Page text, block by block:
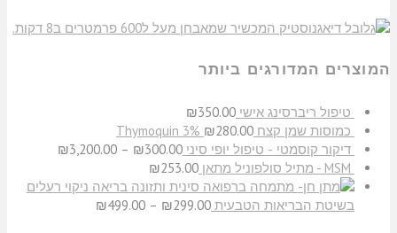
המוצרים המדורגים ביותר
טיפול ריברסינג אישי ₪350.00
כמוסות שמן קצח Thymoquin 3%
₪280.00
דיקור קוסמטי - טיפול יופי סיני
₪300.00
–
₪3,200.00
MSM - מתיל סולפוניל מתאן
₪253.00
ניקוי רעלים
בשיטת הבריאות הטבעית
₪299.00
–
₪499.00